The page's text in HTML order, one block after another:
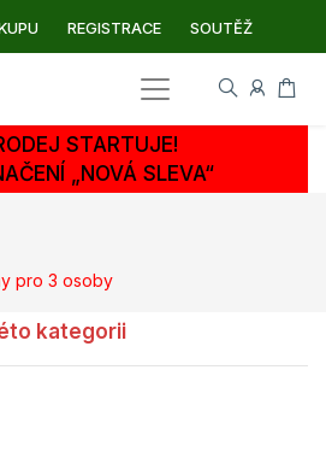
REGISTRACE SOUTĚŽ
STARTUJE!
„NOVÁ SLEVA“
pro 3 osoby
kategorii